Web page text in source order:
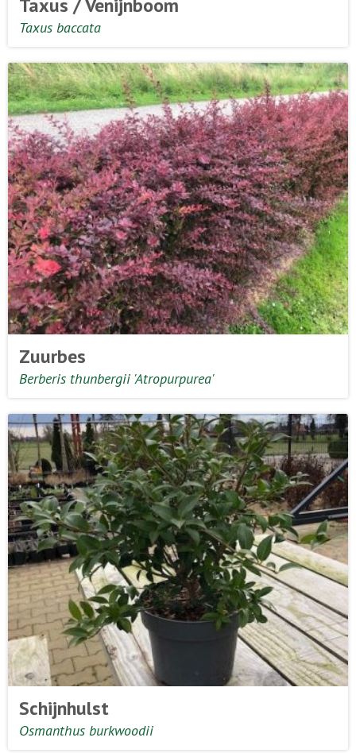
Taxus / Venijnboom
Taxus baccata
Zuurbes
Berberis thunbergii 'Atropurpurea'
Schijnhulst
Osmanthus burkwoodii